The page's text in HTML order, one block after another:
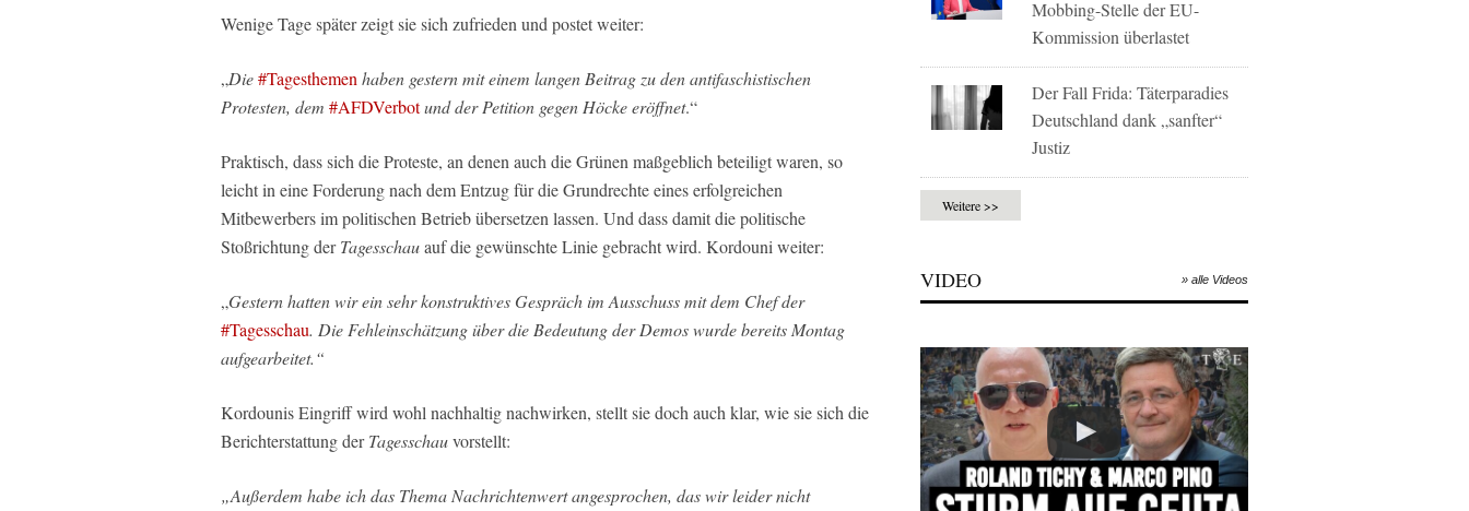
Wenige Tage später zeigt sie sich zufrieden und postet weiter:
„Die#Tagesthemen haben gestern mit einem langen Beitrag zu den antifaschistischen
Protesten, dem #AFDVerbotund der Petition gegen Höcke eröffnet.“
Praktisch, dass sich die Proteste, an denen auch die Grünen maßgeblich beteiligt waren, so
leicht in eine Forderung nach dem Entzug für die Grundrechte eines erfolgreichen
Mitbewerbers im politischen Betrieb übersetzen lassen. Und dass damit die politische
Stoßrichtung derTagesschauauf die gewünschte Linie gebracht wird. Kordouni weiter:
„Gestern hatten wir ein sehr konstruktives Gespräch im Ausschuss mit dem Chef der
#Tagesschau. Die Fehleinschätzung über die Bedeutung der Demos wurde bereits Montag
aufgearbeitet.“
Kordounis Eingriff wird wohl nachhaltig nachwirken, stellt sie doch auch klar, wie sie sich die
Berichterstattung derTagesschauvorstellt:
„Außerdem habe ich das Thema Nachrichtenwert angesprochen, das wir leider nicht
Mobbing-Stelle der EU-
Kommission überlastet
Der Fall Frida: Täterparadies
Deutschland dank „sanfter“
Justiz
Weitere >>
VIDEO » alle Videos